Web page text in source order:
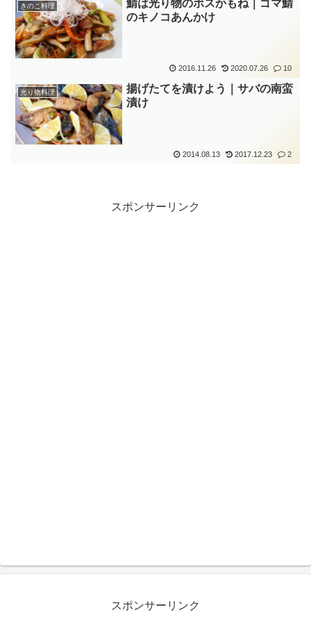
きのこ料理
鯖は光り物のボスかもね｜ゴマ鯖
のキノコあんかけ
2016.11.26 2020.07.26 10
光り物料理
揚げたてを漬けよう｜サバの南蛮
漬け
2014.08.13 2017.12.23 2
スポンサーリンク
スポンサーリンク